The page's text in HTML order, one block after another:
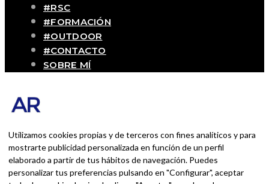
#RSC
#FORMACIÓN
#OUTDOOR
#CONTACTO
SOBRE MÍ
Romero. Experiencias personales y
con lo que hace cada día
BUSCAR POR:
BUSCAR
Utilizamos cookies propias y de terceros con fines analíticos y para
mostrarte publicidad personalizada en función de un perfil
elaborado a partir de tus hábitos de navegación. Puedes
personalizar tus preferencias pulsando en "Configurar", aceptar